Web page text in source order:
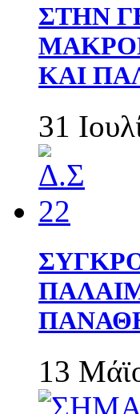
ΣΤΗΝ
ΚΑΙ
31
13